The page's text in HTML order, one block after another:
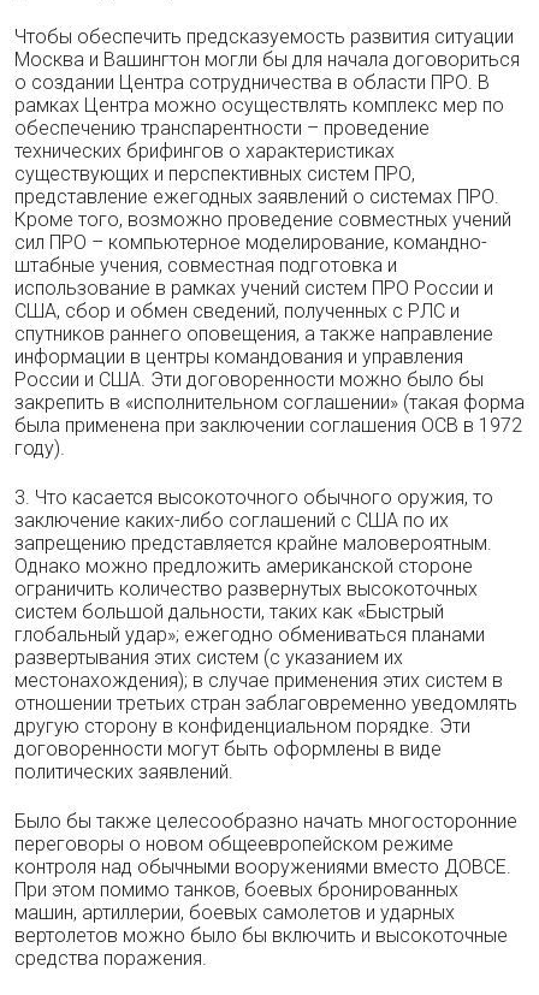
Чтобы обеспечить предсказуемость развития ситуации
Москва и Вашингтон могли бы для начала договориться
о создании Центра сотрудничества в области ПРО. В
рамках Центра можно осуществлять комплекс мер по
обеспечению транспарентности – проведение
технических брифингов о характеристиках
существующих и перспективных систем ПРО,
представление ежегодных заявлений о системах ПРО.
Кроме того, возможно проведение совместных учений
сил ПРО – компьютерное моделирование, командно-
штабные учения, совместная подготовка и
использование в рамках учений систем ПРО России и
США, сбор и обмен сведений, полученных с РЛС и
спутников раннего оповещения, а также направление
информации в центры командования и управления
России и США. Эти договоренности можно было бы
закрепить в «исполнительном соглашении» (такая форма
была применена при заключении соглашения ОСВ в 1972
году).
3. Что касается высокоточного обычного оружия, то
заключение каких-либо соглашений с США по их
запрещению представляется крайне маловероятным.
Однако можно предложить американской стороне
ограничить количество развернутых высокоточных
систем большой дальности, таких как «Быстрый
глобальный удар»; ежегодно обмениваться планами
развертывания этих систем (с указанием их
местонахождения); в случае применения этих систем в
отношении третьих стран заблаговременно уведомлять
другую сторону в конфиденциальном порядке. Эти
договоренности могут быть оформлены в виде
политических заявлений.
Было бы также целесообразно начать многосторонние
переговоры о новом общеевропейском режиме
контроля над обычными вооружениями вместо ДОВСЕ.
При этом помимо танков, боевых бронированных
машин, артиллерии, боевых самолетов и ударных
вертолетов можно было бы включить и высокоточные
средства поражения.